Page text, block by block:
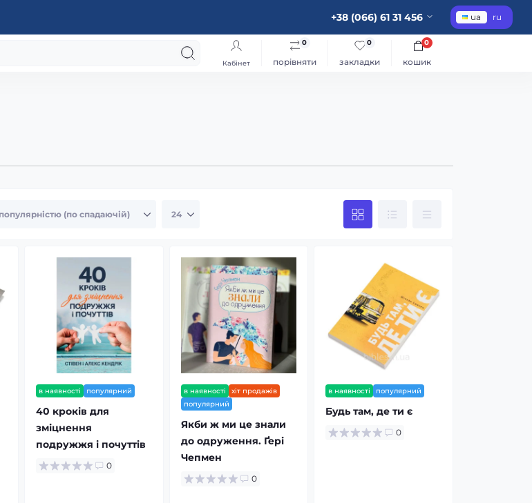
+38 (066) 61 31 456 ua ru
Кабінет порівняти
0
закладки
0
кошик
0
в наявності популярний
40 кроків для
зміцнення
подружжя і почуттів
0
в наявності
хіт продажів
популярний
Якби ж ми це знали
до одруження. Ґері
Чепмен
0
в наявності популярний
Будь там, де ти є
0